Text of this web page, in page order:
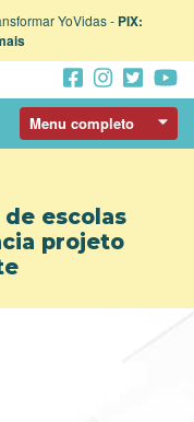
YoVidas - PIX:
Menu completo
escolas
projeto